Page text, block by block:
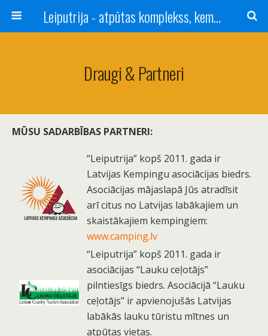
Leiputrija - atpūtas komplekss, kempings, viesu nams pie Rīgas / Camping, caravan site, bed and breakfast near Riga / Camping, caravanas, bungalows Letonia / Campingplatz, Caravanpark, Zimmer in Lettland / Kемпинг и гостевой дом к Риги
Draugi & Partneri
MŪSU SADARBĪBAS PARTNERI:
“Leiputrija” kopš 2011. gada ir
Latvijas Kempingu asociācijas biedrs.
Asociācijas mājaslapā Jūs atradīsit
arī citus no Latvijas labākajiem un
skaistākajiem kempingiem:
www.camping.lv
“Leiputrija” kopš 2011. gada ir
asociācijas “Lauku ceļotājs”
pilntiesīgs biedrs. Asociācijā “Lauku
ceļotājs” ir apvienojušās Latvijas
labākās lauku tūristu mītnes un
atpūtas vietas.